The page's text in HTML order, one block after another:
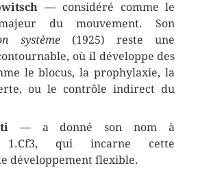
— considéré comme le
du mouvement. Son
système(1925) reste une
où il développe des
le blocus, la prophylaxie, la
ou le contrôle indirect du
— a donné son nom à
1.Cf3, qui incarne cette
développement flexible.